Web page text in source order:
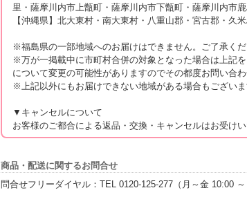
里・薩摩川内市上甑町・薩摩川内市下甑町・薩摩川内市
【沖縄県】北大東村・南大東村・八重山郡・宮古郡・久
※福島県の一部地域へのお届けはできません。ご了承くだ
※万が一掲載中に市町村合併の対象となった場合は上記
について変更の可能性がありますのでその都度お問い合わ
※上記以外にもお届けできない地域がある場合もございま
▼キャンセルについて
お客様のご都合による返品・交換・キャンセルはお受け
商品・配送に関するお問合せ
問合せフリーダイヤル：TEL 0120-125-277（月～金 10:00 ～